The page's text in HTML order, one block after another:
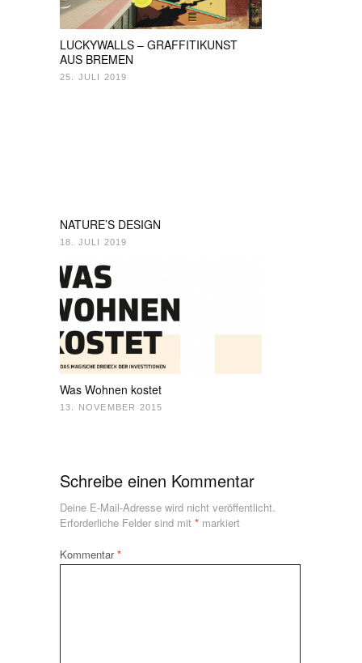
LUCKYWALLS – GRAFFITIKUNST
AUS BREMEN
25. JULI 2019
NATURE’S DESIGN
18. JULI 2019
Was Wohnen kostet
13. NOVEMBER 2015
Schreibe einen Kommentar
Deine E-Mail-Adresse wird nicht veröffentlicht.
Erforderliche Felder sind mit * markiert
Kommentar*